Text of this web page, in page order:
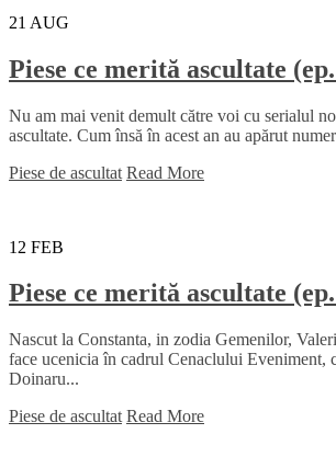
21 AUG
Piese ce merită ascultate
Nu am mai venit demult către voi cu serialul
ascultate. Cum însă în acest an au apărut
Piese de ascultat Read More
12 FEB
Piese ce merită ascultate
Nascut la Constanta, in zodia Gemenilor,
face ucenicia în cadrul Cenaclului Eveniment,
Doinaru...
Piese de ascultat Read More